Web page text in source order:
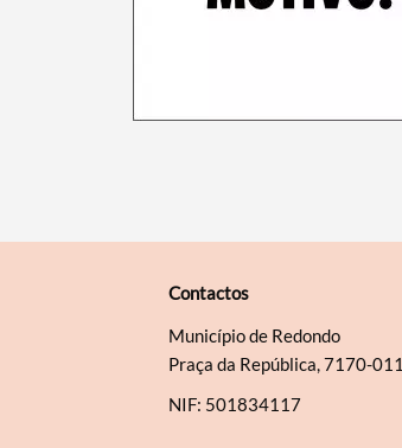
Contactos
Município de Redondo
Praça da República, 7170-011
NIF: 501834117